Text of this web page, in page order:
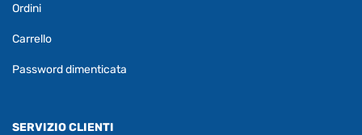
Ordini
Carrello
Password dimenticata
SERVIZIO CLIENTI